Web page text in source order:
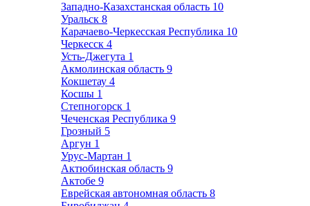
Западно-Казахстанская область 10
Уральск 8
Карачаево-Черкесская Республика 10
Черкесск 4
Усть-Джегута 1
Акмолинская область 9
Кокшетау 4
Косшы 1
Степногорск 1
Чеченская Республика 9
Грозный 5
Аргун 1
Урус-Мартан 1
Актюбинская область 9
Актобе 9
Еврейская автономная область 8